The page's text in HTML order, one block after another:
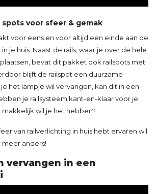
spots voor sfeer & gemak
voor eens en voor altijd een einde aan de
je huis. Naast de rails, waar je over de hele
bevat dit pakket ook railspots met
blijft de railspot een duurzame
het lampje wil vervangen, kan dit in een
je railsysteem kant-en-klaar voor je
wil je het hebben?
van railverlichting in huis hebt ervaren wil
meer anders!
vervangen in een